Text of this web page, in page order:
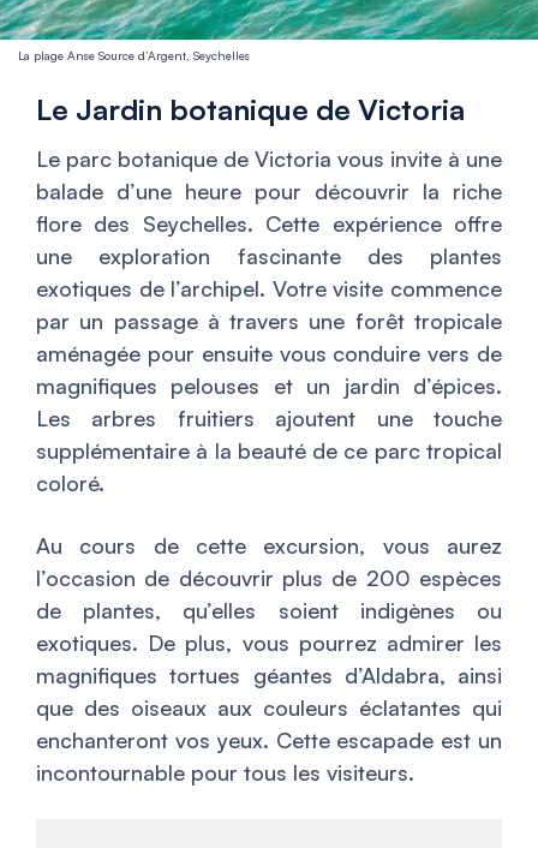
La plage Anse Source d’Argent, Seychelles
Le Jardin botanique de Victoria
Le parc botanique de Victoria vous invite à une
balade d’une heure pour découvrir la riche
flore des Seychelles. Cette expérience offre
une exploration fascinante des plantes
exotiques de l’archipel. Votre visite commence
par un passage à travers une forêt tropicale
aménagée pour ensuite vous conduire vers de
magnifiques pelouses et un jardin d’épices.
Les arbres fruitiers ajoutent une touche
supplémentaire à la beauté de ce parc tropical
coloré.
Au cours de cette excursion, vous aurez
l’occasion de découvrir plus de 200 espèces
de plantes, qu’elles soient indigènes ou
exotiques. De plus, vous pourrez admirer les
magnifiques tortues géantes d’Aldabra, ainsi
que des oiseaux aux couleurs éclatantes qui
enchanteront vos yeux. Cette escapade est un
incontournable pour tous les visiteurs.